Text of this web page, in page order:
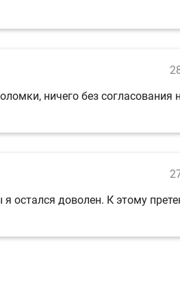
ничего без согласования
остался доволен. К этому